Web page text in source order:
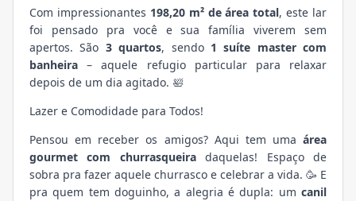
Com impressionantes 198,20 m² de área total, este lar
foi pensado pra você e sua família viverem sem
apertos. São 3 quartos, sendo 1 suíte master com
banheira – aquele refugio particular para relaxar
depois de um dia agitado. 🛀
Lazer e Comodidade para Todos!
Pensou em receber os amigos? Aqui tem uma área
gourmet com churrasqueiradaquelas! Espaço de
sobra pra fazer aquele churrasco e celebrar a vida. 🥳 E
pra quem tem doguinho, a alegria é dupla: um canil